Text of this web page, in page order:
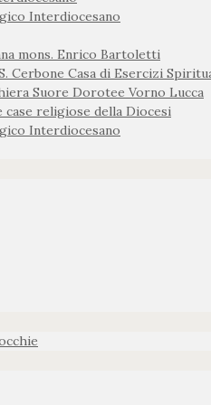
Interdiocesano
mons. Enrico Bartoletti
Cerbone Casa di Esercizi
Suore Dorotee Vorno Lucca
case religiose della Diocesi
Interdiocesano